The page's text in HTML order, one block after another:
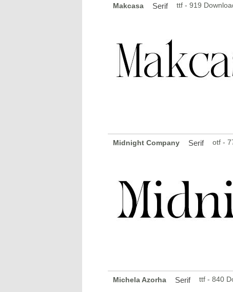
Makcasa Serif ttf - 919
Midnight Company Serif otf -
Michela Azorha Serif ttf - 840